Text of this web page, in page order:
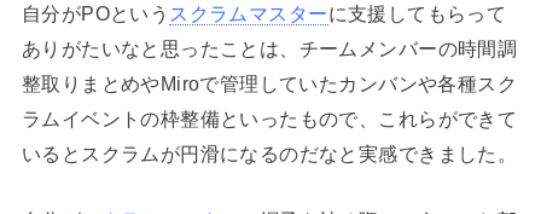
自分がPOという スクラムマスターに支援してもらって
ありがたいなと思ったことは、チームメンバーの時間調
整取りまとめやMiroで管理していたカンバンや各種スク
ラムイベントの枠整備といったもので、これらができて
いるとスクラムが円滑になるのだなと実感できました。